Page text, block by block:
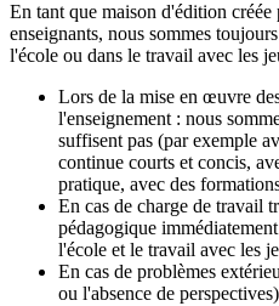
En tant que maison d'édition créée
enseignants, nous sommes
l'école ou dans le travail avec les
Lors de la mise en œuvre
l'enseignement : nous
suffisent pas (par exemple
continue courts et concis,
pratique, avec des
En cas de charge de travail
pédagogique
l'école et le travail avec les
En cas de problèmes
ou l'absence de perspectives)